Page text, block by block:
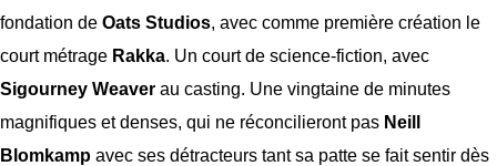
fondation de Oats Studios, avec comme première création le
court métrage Rakka. Un court de science-fiction, avec
Sigourney Weaver au casting. Une vingtaine de minutes
magnifiques et denses, qui ne réconcilieront pas Neill
Blomkamp avec ses détracteurs tant sa patte se fait sentir dès